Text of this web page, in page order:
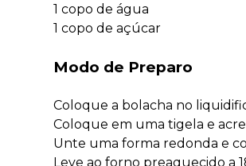
1 copo de água
1 copo de açúcar
Modo de Preparo
Coloque a bolacha no
Coloque em uma tigela e
Unte uma forma redonda e
Leve ao forno preaquecido a